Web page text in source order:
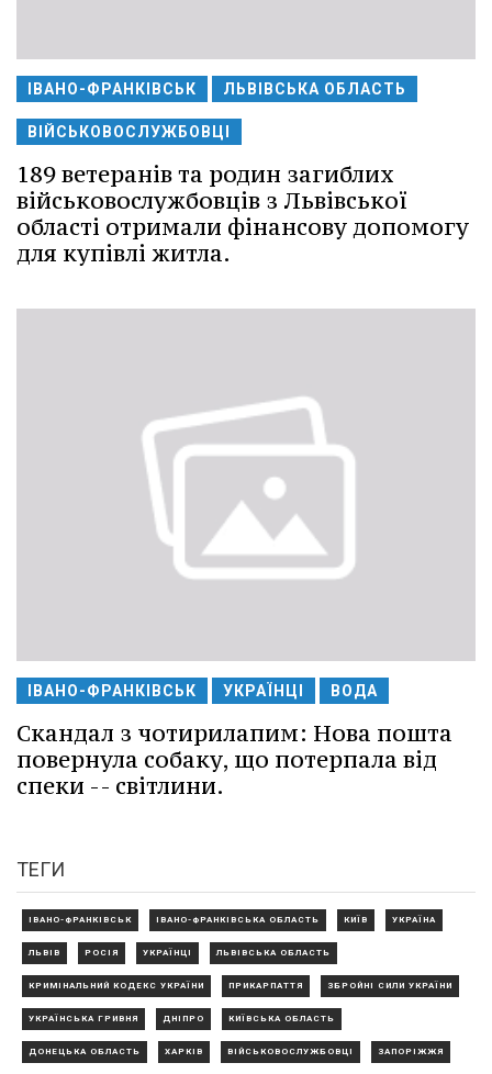
ІВАНО-ФРАНКІВСЬК ЛЬВІВСЬКА ОБЛАСТЬ
ВІЙСЬКОВОСЛУЖБОВЦІ
189 ветеранів та родин загиблих
військовослужбовців з Львівської
області отримали фінансову допомогу
для купівлі житла.
ІВАНО-ФРАНКІВСЬК УКРАЇНЦІ ВОДА
Скандал з чотирилапим: Нова пошта
повернула собаку, що потерпала від
спеки -- світлини.
ТЕГИ
ІВАНО-ФРАНКІВСЬК ІВАНО-ФРАНКІВСЬКА ОБЛАСТЬ КИЇВ УКРАЇНА
ЛЬВІВ РОСІЯ УКРАЇНЦІ ЛЬВІВСЬКА ОБЛАСТЬ
КРИМІНАЛЬНИЙ КОДЕКС УКРАЇНИ ПРИКАРПАТТЯ ЗБРОЙНІ СИЛИ УКРАЇНИ
УКРАЇНСЬКА ГРИВНЯ ДНІПРО КИЇВСЬКА ОБЛАСТЬ
ДОНЕЦЬКА ОБЛАСТЬ ХАРКІВ ВІЙСЬКОВОСЛУЖБОВЦІ ЗАПОРІЖЖЯ